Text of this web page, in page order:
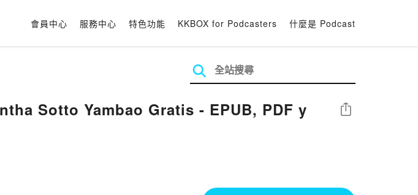
會員中心 服務中心 特色功能 KKBOX for Podcasters 什麼是 Podcast
Sotto Yambao Gratis - EPUB, PDF y
分享